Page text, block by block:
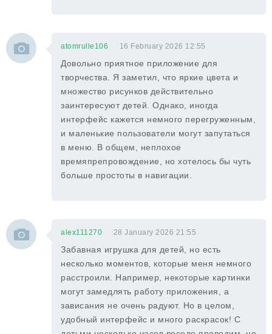
atomrulle106 16 February 2026 12:55
Довольно приятное приложение для
творчества. Я заметил, что яркие цвета и
множество рисунков действительно
заинтересуют детей. Однако, иногда
интерфейс кажется немного перегруженным,
и маленькие пользователи могут запутаться
в меню. В общем, неплохое
времяпрепровождение, но хотелось бы чуть
больше простоты в навигации.
alex111270 28 January 2026 21:55
Забавная игрушка для детей, но есть
несколько моментов, которые меня немного
расстроили. Например, некоторые картинки
могут замедлять работу приложения, а
зависания не очень радуют. Но в целом,
удобный интерфейс и много раскрасок! С